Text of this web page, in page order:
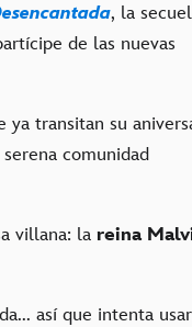
, la
de las nuevas
ya transitan su
serena comunidad
villana: la reina
así que intenta